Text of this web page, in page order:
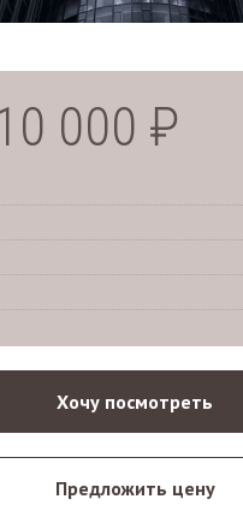
000 ₽
Хочу посмотреть
Предложить цену